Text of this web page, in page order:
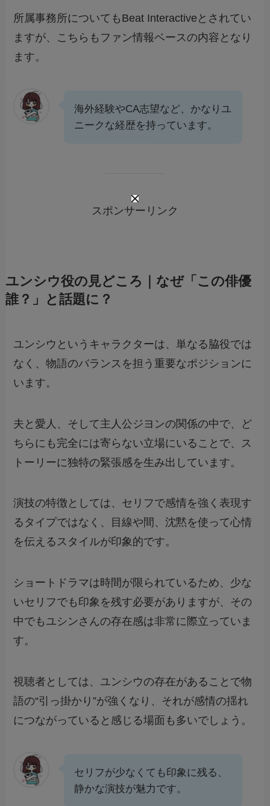
所属事務所についてもBeat Interactiveとされてい
ますが、こちらもファン情報ベースの内容となり
ます。
海外経験やCA志望など、かなりユ
ニークな経歴を持っています。
スポンサーリンク
ユンシウ役の見どころ｜なぜ「この俳優
誰？」と話題に？
ユンシウというキャラクターは、単なる脇役では
なく、物語のバランスを担う重要なポジションに
います。
夫と愛人、そして主人公ジヨンの関係の中で、ど
ちらにも完全には寄らない立場にいることで、ス
トーリーに独特の緊張感を生み出しています。
演技の特徴としては、セリフで感情を強く表現す
るタイプではなく、目線や間、沈黙を使って心情
を伝えるスタイルが印象的です。
ショートドラマは時間が限られているため、少な
いセリフでも印象を残す必要がありますが、その
中でもユシンさんの存在感は非常に際立っていま
す。
視聴者としては、ユンシウの存在があることで物
語の“引っ掛かり”が強くなり、それが感情の揺れ
につながっていると感じる場面も多いでしょう。
セリフが少なくても印象に残る、
静かな演技が魅力です。